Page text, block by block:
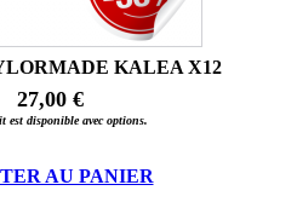
KALEA X12
27,00 €
est disponible avec options.
AU PANIER